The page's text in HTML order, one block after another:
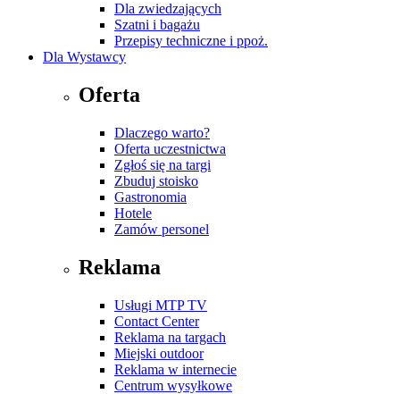
Dla zwiedzających
Szatni i bagażu
Przepisy techniczne i ppoż.
Dla Wystawcy
Oferta
Dlaczego warto?
Oferta uczestnictwa
Zgłoś się na targi
Zbuduj stoisko
Gastronomia
Hotele
Zamów personel
Reklama
Usługi MTP TV
Contact Center
Reklama na targach
Miejski outdoor
Reklama w internecie
Centrum wysyłkowe